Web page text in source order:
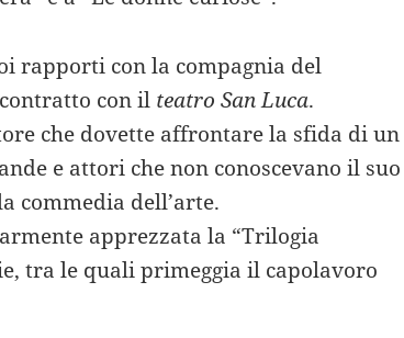
rapporti con la compagnia del
con il teatro San Luca.
che dovette affrontare la sfida di un
e attori che non conoscevano il suo
commedia dell’arte.
apprezzata la “Trilogia
tra le quali primeggia il capolavoro